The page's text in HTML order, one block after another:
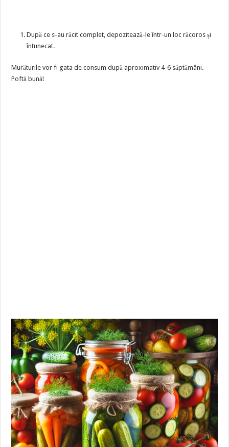
După ce s-au răcit complet, depozitează-le într-un loc răcoros și
întunecat.
Murăturile vor fi gata de consum după aproximativ 4-6 săptămâni.
Poftă bună!